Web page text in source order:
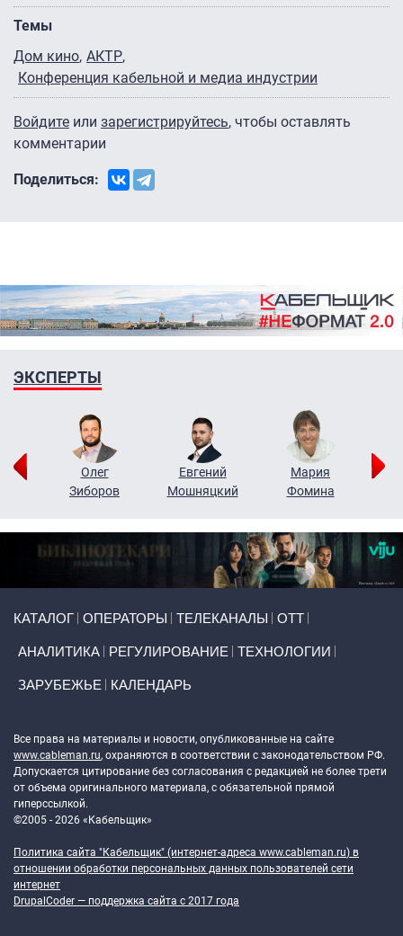
Темы
Дом кино АКТР
Конференция кабельной и медиа индустрии
Войдите или зарегистрируйтесь, чтобы оставлять
комментарии
Поделиться:
ЭКСПЕРТЫ
Олег
Зиборов
Евгений
Мошняцкий
Мария
Фомина
КАТАЛОГ ОПЕРАТОРЫ ТЕЛЕКАНАЛЫ ОТТ
АНАЛИТИКА РЕГУЛИРОВАНИЕ ТЕХНОЛОГИИ
ЗАРУБЕЖЬЕ КАЛЕНДАРЬ
Все права на материалы и новости, опубликованные на сайте
www.cableman.ru, охраняются в соответствии с законодательством РФ.
Допускается цитирование без согласования с редакцией не более трети
от объема оригинального материала, с обязательной прямой
гиперссылкой.
©2005 - 2026 «Кабельщик»
Политика сайта "Кабельщик" (интернет-адреса www.cableman.ru) в
отношении обработки персональных данных пользователей сети
интернет
DrupalCoder — поддержка сайта c 2017 года